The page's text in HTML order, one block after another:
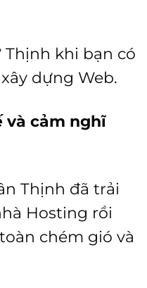
khi bạn có
dựng Web.
và cảm nghĩ
Thịnh đã trải
Hosting rồi
chém gió và